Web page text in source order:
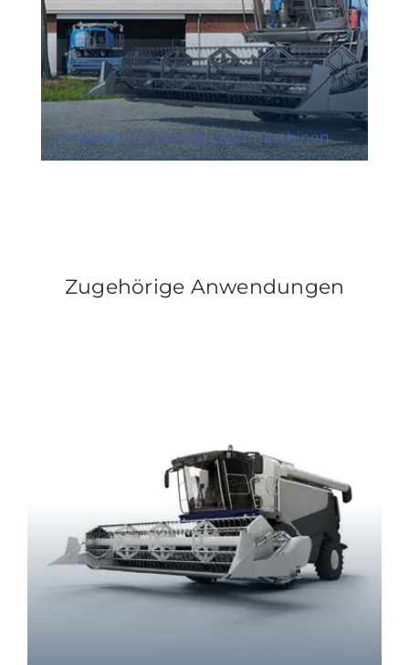
Linearaktuatoren für Landmaschinen
Zugehörige Anwendungen